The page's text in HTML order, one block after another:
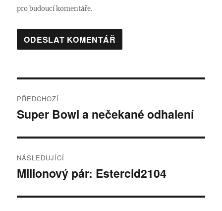
pro budoucí komentáře.
pro
PŘEDCHOZÍ
Předchozí
Super Bowl a nečekané odhalení
NÁSLEDUJÍCÍ
Následující
Milionový pár: Estercid2104